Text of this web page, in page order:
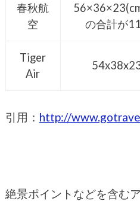
春秋航
空
の合計が
Tiger
Air
引用： http://
絶景ポイントなどを含む